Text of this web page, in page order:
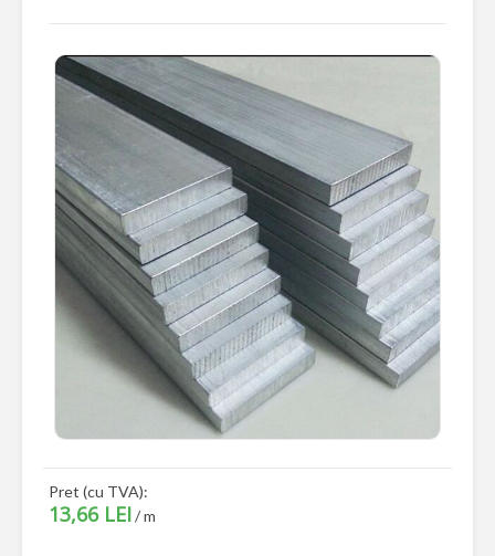
Pret (cu TVA):
13,66 LEI/ m